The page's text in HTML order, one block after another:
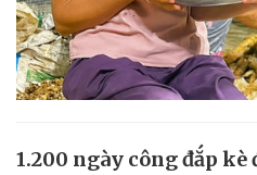
1.200 ngày công đắp kè